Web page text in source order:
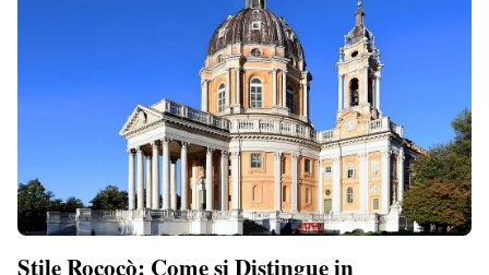
Stile Rococò: Come si Distingue in